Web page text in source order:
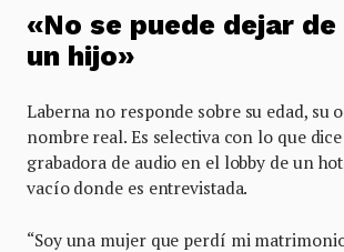
«No se puede dejar
un hijo»
Laberna no responde sobre su edad, su
nombre real. Es selectiva con lo que
grabadora de audio en el lobby de un
vacío donde es entrevistada.
“Soy una mujer que perdí mi